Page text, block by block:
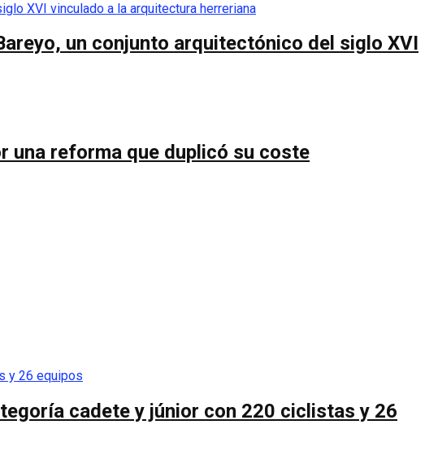
un conjunto arquitectónico del siglo XVI
una reforma que duplicó su coste
cadete y júnior con 220 ciclistas y 26